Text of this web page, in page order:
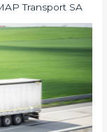
Transport SA